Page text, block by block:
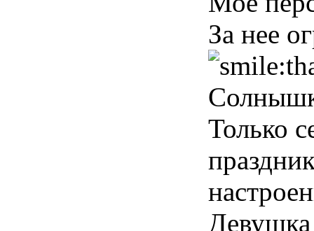
За нее
Только
Девушка